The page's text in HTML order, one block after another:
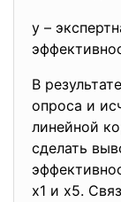
у –
В
опроса и
линейной
сделать
х1 и х5.